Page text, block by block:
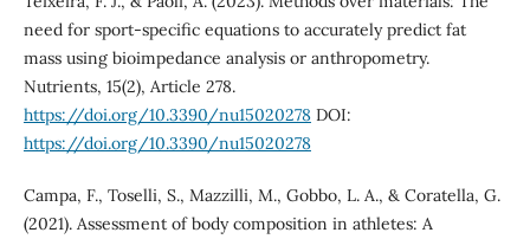
need for sport-specific equations to accurately predict fat
mass using bioimpedance analysis or anthropometry.
Nutrients, 15(2), Article 278.
https://doi.org/10.3390/nu15020278DOI:
https://doi.org/10.3390/nu15020278
Campa, F., Toselli, S., Mazzilli, M., Gobbo, L. A., & Coratella, G.
(2021). Assessment of body composition in athletes: A